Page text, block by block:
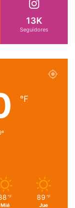
13K
Seguidores
℉
℉
Mié
89 ℉
Jue